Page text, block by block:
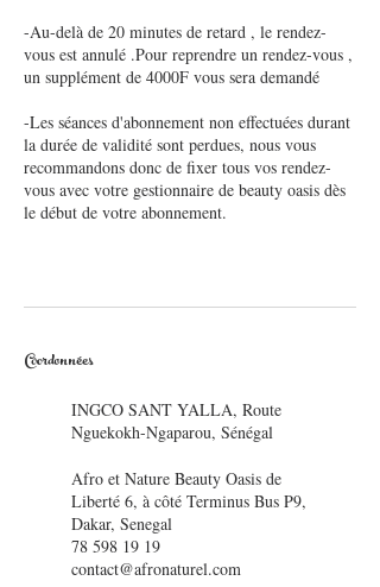
-Au-delà de 20 minutes de retard , le rendez-
vous est annulé .Pour reprendre un rendez-vous ,
un supplément de 4000F vous sera demandé
-Les séances d'abonnement non effectuées durant
la durée de validité sont perdues, nous vous
recommandons donc de fixer tous vos rendez-
vous avec votre gestionnaire de beauty oasis dès
le début de votre abonnement.
Coordonnées
INGCO SANT YALLA, Route
Nguekokh-Ngaparou, Sénégal
Afro et Nature Beauty Oasis de
Liberté 6, à côté Terminus Bus P9,
Dakar, Senegal
78 598 19 19
contact@afronaturel.com